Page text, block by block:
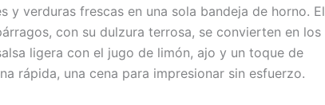
y verduras frescas en una sola bandeja de horno. El
con su dulzura terrosa, se convierten en los
ligera con el jugo de limón, ajo y un toque de
rápida, una cena para impresionar sin esfuerzo.